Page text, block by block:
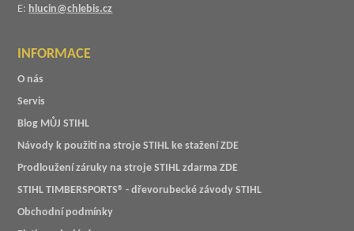
E: hlucin@chlebis.cz
INFORMACE
O nás
Servis
Blog MŮJ STIHL
Návody k použití na stroje STIHL ke stažení ZDE
Prodloužení záruky na stroje STIHL zdarma ZDE
STIHL TIMBERSPORTS® - dřevorubecké závody STIHL
Obchodní podmínky